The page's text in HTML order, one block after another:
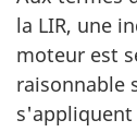
la LIR, une
moteur est
raisonnable
s'appliquent